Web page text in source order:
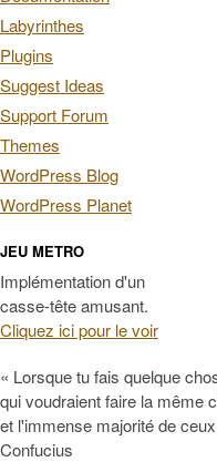
Labyrinthes
Plugins
Suggest Ideas
Support Forum
Themes
WordPress Blog
WordPress Planet
JEU METRO
Implémentation d'un
casse-tête amusant.
Cliquez ici pour le voir
« Lorsque tu fais quelque
qui voudraient faire la même
et l'immense majorité de
Confucius